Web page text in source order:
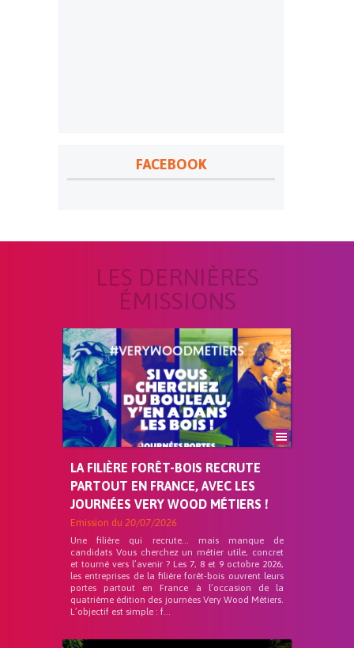
FACEBOOK
LES DERNIÈRES
ÉMISSIONS
LA FILIÈRE FORÊT-BOIS RECRUTE
PARTOUT EN FRANCE, AVEC LES
JOURNÉES VERY WOOD MÉTIERS !
Emission du 20/07/2026
Une filière qui recrute… mais manque de
candidats Vous cherchez un métier utile, concret
et tourné vers l’avenir ? Les 7, 8 et 9 octobre 2026,
les entreprises de la filière forêt-bois ouvrent leurs
portes partout en France à l’occasion de la
quatrième édition des journées Very Wood Métiers.
L’objectif est simple : f...